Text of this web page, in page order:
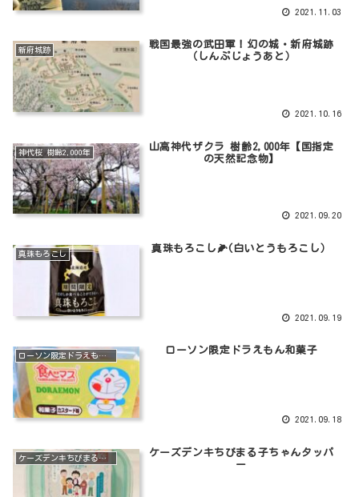
2021.11.03
新府城跡
戦国最強の武田軍！幻の城・新府城跡
（しんぷじょうあと）
2021.10.16
神代桜 樹齢2,000年
山高神代ザクラ 樹齢2,000年【国指定
の天然記念物】
2021.09.20
真珠もろこし 真珠もろこし🌽(白いとうもろこし）
2021.09.19
ローソン限定ドラえもん和菓子 ローソン限定ドラえもん和菓子
2021.09.18
ケーズデンキちびまる子ちゃんタッパー
ケーズデンキちびまる子ちゃんタッパ
ー